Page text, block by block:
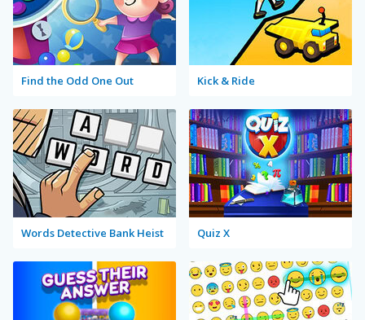
Find the Odd One Out Kick & Ride
Words Detective Bank Heist Quiz X